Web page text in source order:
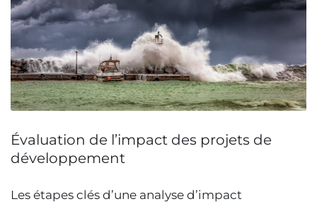
Évaluation de l’impact des projets de
développement
Les étapes clés d’une analyse d’impact